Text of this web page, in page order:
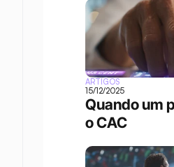
ARTIGOS
15/12/2025
Quando um
o CAC